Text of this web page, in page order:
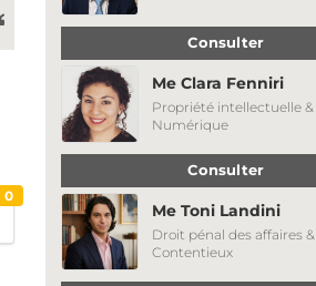
0
Consulter
Me Clara Fenniri
Propriété intellectuelle &
Numérique
Consulter
Me Toni Landini
Droit pénal des affaires &
Contentieux